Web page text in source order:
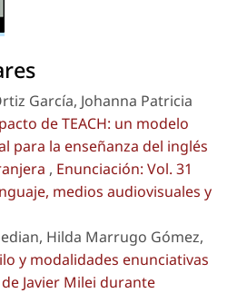
García, Johanna Patricia
de TEACH: un modelo
para la enseñanza del inglés
, Enunciación: Vol. 31
medios audiovisuales y
Hilda Marrugo Gómez,
y modalidades enunciativas
Javier Milei durante